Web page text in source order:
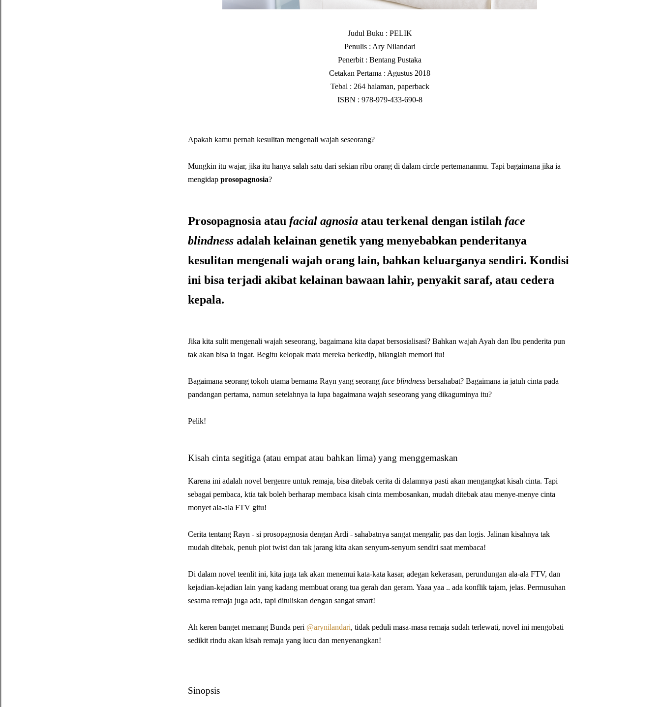
Judul Buku : PELIK
Penulis : Ary Nilandari
Penerbit : Bentang Pustaka
Cetakan Pertama : Agustus 2018
Tebal : 264 halaman, paperback
ISBN : 978-979-433-690-8
Apakah kamu pernah kesulitan mengenali wajah seseorang?
Mungkin itu wajar, jika itu hanya salah satu dari sekian ribu orang di dalam circle pertemananmu. Tapi bagaimana jika ia
mengidap prosopagnosia?
Prosopagnosia atau facial agnosiaatau terkenal dengan istilah face
blindness adalah kelainan genetik yang menyebabkan penderitanya
kesulitan mengenali wajah orang lain, bahkan keluarganya sendiri. Kondisi
ini bisa terjadi akibat kelainan bawaan lahir, penyakit saraf, atau cedera
kepala.
Jika kita sulit mengenali wajah seseorang, bagaimana kita dapat bersosialisasi? Bahkan wajah Ayah dan Ibu penderita pun
tak akan bisa ia ingat. Begitu kelopak mata mereka berkedip, hilanglah memori itu!
Bagaimana seorang tokoh utama bernama Rayn yang seorang face blindnessbersahabat? Bagaimana ia jatuh cinta pada
pandangan pertama, namun setelahnya ia lupa bagaimana wajah seseorang yang dikaguminya itu?
Pelik!
Kisah cinta segitiga (atau empat atau bahkan lima) yang menggemaskan
Karena ini adalah novel bergenre untuk remaja, bisa ditebak cerita di dalamnya pasti akan mengangkat kisah cinta. Tapi
sebagai pembaca, ktia tak boleh berharap membaca kisah cinta membosankan, mudah ditebak atau menye-menye cinta
monyet ala-ala FTV gitu!
Cerita tentang Rayn - si prosopagnosia dengan Ardi - sahabatnya sangat mengalir, pas dan logis. Jalinan kisahnya tak
mudah ditebak, penuh plot twist dan tak jarang kita akan senyum-senyum sendiri saat membaca!
Di dalam novel teenlit ini, kita juga tak akan menemui kata-kata kasar, adegan kekerasan, perundungan ala-ala FTV, dan
kejadian-kejadian lain yang kadang membuat orang tua gerah dan geram. ⁣Yaaa yaa .. ada konflik tajam, jelas. Permusuhan
sesama remaja juga ada, tapi dituliskan dengan sangat smart!
Ah keren banget memang Bunda peri @arynilandari, tidak peduli masa-masa remaja sudah terlewati, novel ini mengobati
sedikit rindu akan kisah remaja yang lucu dan menyenangkan!
Sinopsis